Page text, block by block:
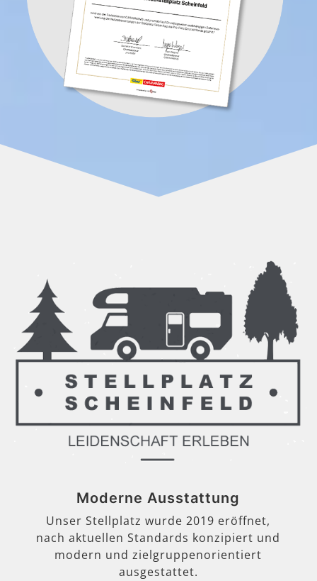
Moderne Ausstattung
Unser Stellplatz wurde 2019 eröffnet,
nach aktuellen Standards konzipiert und
modern und zielgruppenorientiert
ausgestattet.